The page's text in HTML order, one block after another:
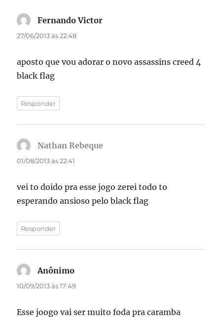
Fernando Victor
27/06/2013 às 22:48
aposto que vou adorar o novo assassins creed 4
black flag
Responder
Nathan Rebeque
01/08/2013 às 22:41
vei to doido pra esse jogo zerei todo to
esperando ansioso pelo black flag
Responder
Anônimo
10/09/2013 às 17:49
Esse joogo vai ser muito foda pra caramba